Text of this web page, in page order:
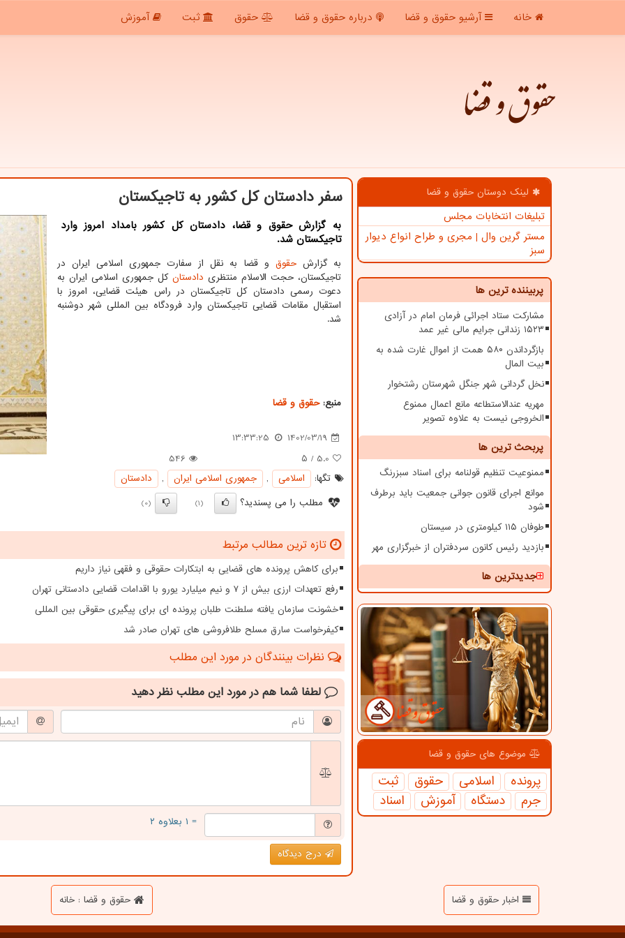
خانه آرشیو حقوق و قضا درباره حقوق و قضا حقوق ثبت آموزش
حقوق و قضا
لینک دوستان حقوق و قضا
تبلیغات انتخابات مجلس
مستر گرین وال | مجری و طراح انواع دیوار
سبز
پربیننده ترین ها
مشارکت ستاد اجرائی فرمان امام در آزادی
۱۵۲۳ زندانی جرایم مالی غیر عمد
بازگرداندن ۵۸۰ همت از اموال غارت شده به
بیت المال
نخل گردانی شهر جنگل شهرستان رشتخوار
مهریه عندالاستطاعه مانع اعمال ممنوع
الخروجی نیست به علاوه تصویر
پربحث ترین ها
ممنوعیت تنظیم قولنامه برای اسناد سبزرنگ
موانع اجرای قانون جوانی جمعیت باید برطرف
شود
طوفان ۱۱۵ کیلومتری در سیستان
بازدید رئیس کانون سردفتران از خبرگزاری مهر
جدیدترین ها
موضوع های حقوق و قضا
پرونده اسلامی حقوق
ثبت
جرم
دستگاه آموزش اسناد
سفر دادستان کل کشور به تاجیکستان
به گزارش حقوق و قضا، دادستان کل کشور بامداد امروز وارد
تاجیکستان شد.
به گزارشحقوق و قضا به نقل از سفارت جمهوری اسلامی ایران در
تاجیکستان، حجت الاسلام منتظری دادستان کل جمهوری اسلامی ایران به
دعوت رسمی دادستان کل ‎تاجیکستان در راس هیئت قضایی، امروز با
استقبال مقامات ‎قضایی تاجیکستان وارد فرودگاه بین المللی شهر دوشنبه
شد.
منبع:حقوق و قضا
1402/03/19
13:33:25
5.0 / ۵
546
تگها:
اسلامی , جمهوری اسلامی ایران ,
دادستان
مطلب را می پسندید؟
(1)
(0)
تازه ترین مطالب مرتبط
برای کاهش پرونده های قضایی به ابتکارات حقوقی و فقهی نیاز داریم
رفع تعهدات ارزی بیش از ۷ و نیم میلیارد یورو با اقدامات قضایی دادستانی تهران
خشونت سازمان یافته سلطنت طلبان پرونده ای برای پیگیری حقوقی بین المللی
کیفرخواست سارق مسلح طلافروشی های تهران صادر شد
نظرات بینندگان در مورد این مطلب
لطفا شما هم در مورد این مطلب نظر دهید
= ۱ بعلاوه ۲
درج دیدگاه
اخبار حقوق و قضا حقوق و قضا : خانه